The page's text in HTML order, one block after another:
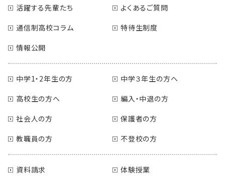
活躍する先輩たち
よくあるご質問
通信制高校コラム
特待生制度
情報公開
中学1・2年生の方
中学３年生の方へ
高校生の方へ
編入・中退の方
社会人の方
保護者の方
教職員の方
不登校の方
資料請求
体験授業